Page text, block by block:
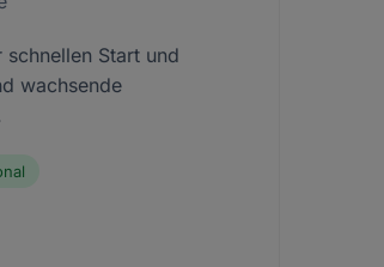
Start und
wachsende